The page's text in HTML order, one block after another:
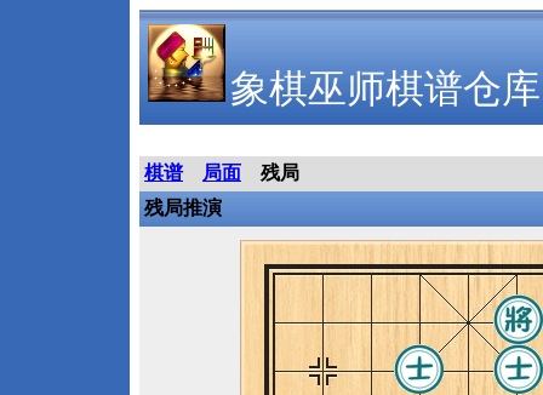
象棋巫师棋谱仓库
棋谱 局面
残局
残局推演